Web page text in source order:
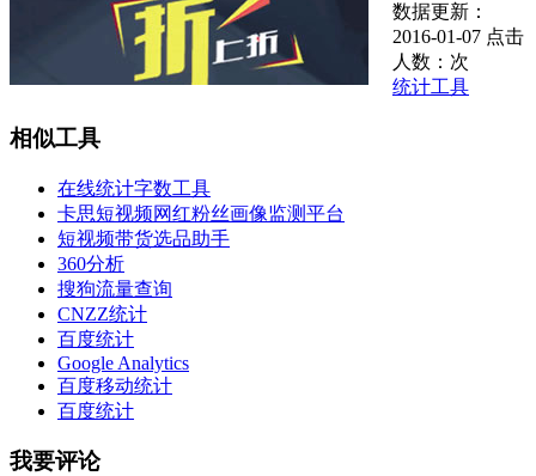
数据更新：
2016-01-07 点击
人数： 次
统计工具
相似工具
在线统计字数工具
卡思短视频网红粉丝画像监测平台
短视频带货选品助手
360分析
搜狗流量查询
CNZZ统计
百度统计
Google Analytics
百度移动统计
百度统计
我要评论